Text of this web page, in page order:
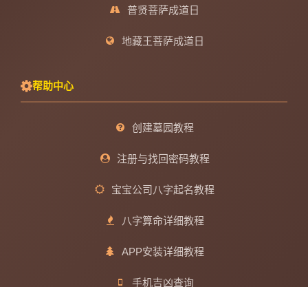
普贤菩萨成道日
地藏王菩萨成道日
帮助中心
创建墓园教程
注册与找回密码教程
宝宝公司八字起名教程
八字算命详细教程
APP安装详细教程
手机吉凶查询